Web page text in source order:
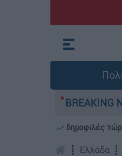
BREAKING
4χρονου στην Πάρο -
δημοφιλές
┋ Ελλάδα ┋